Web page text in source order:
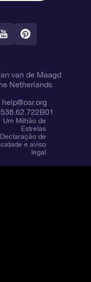
van de Maagd
Netherlands
help@osr.org
Um Milhão de
Estrelas
Declaração de
e aviso
legal